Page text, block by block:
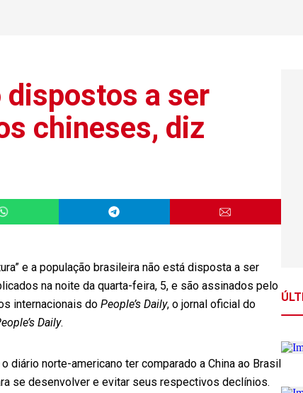
a ser
chineses, diz
e a população brasileira não está disposta a ser
na noite da quarta-feira, 5, e são assinados pelo
internacionais do People’s Daily, o jornal oficial do
Daily.
diário norte-americano ter comparado a China ao Brasil
se desenvolver e evitar seus respectivos declínios.